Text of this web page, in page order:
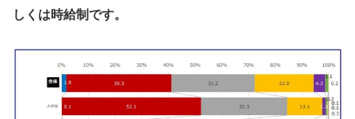
しくは時給制です。